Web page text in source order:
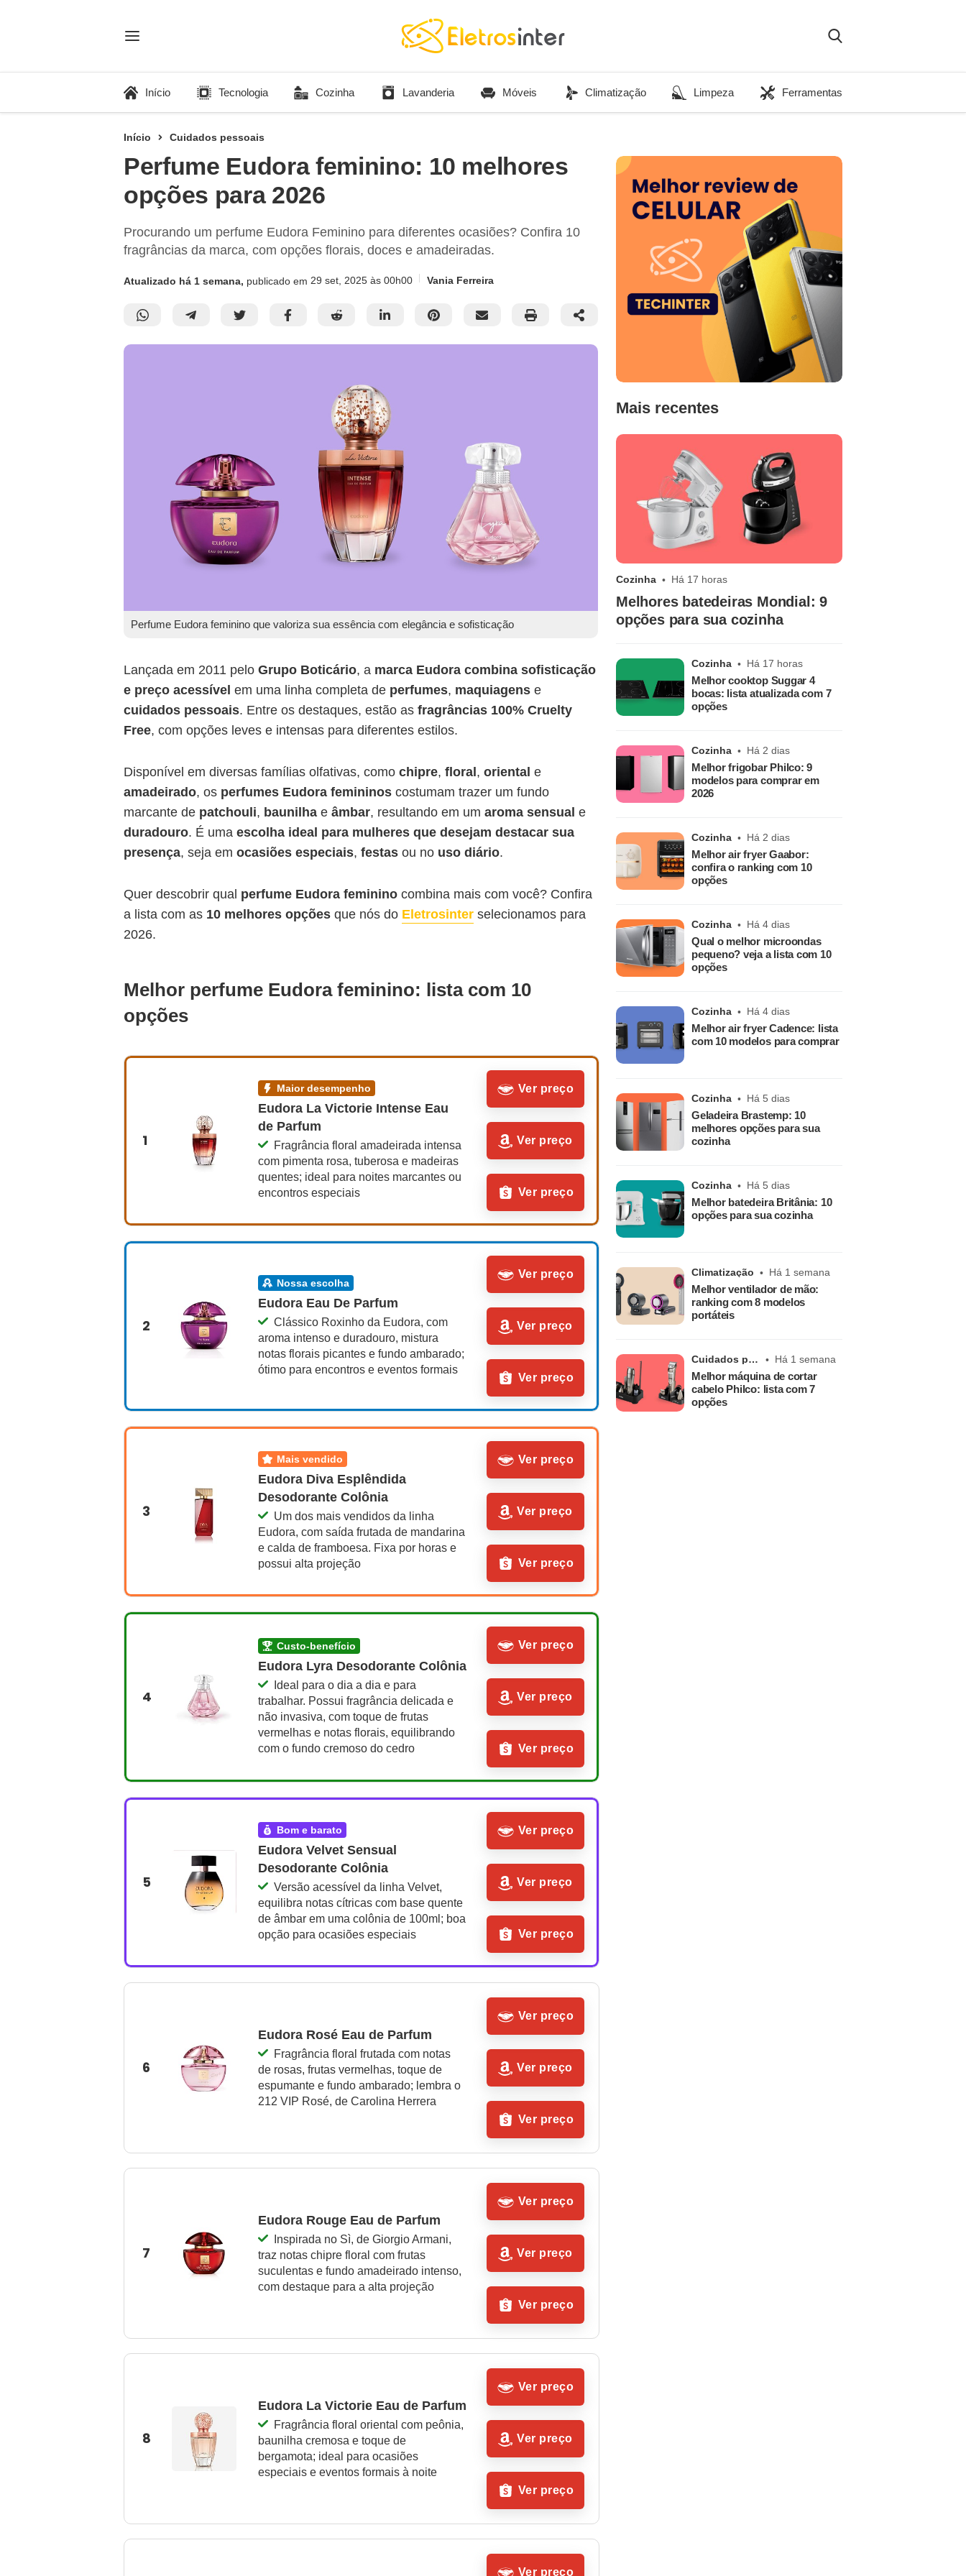
Início Tecnologia Cozinha Lavanderia Móveis Climatização Limpeza Ferramentas
Início Cuidados pessoais
Perfume Eudora feminino: 10 melhores
opções para 2026
Procurando um perfume Eudora Feminino para diferentes ocasiões? Confira 10
fragrâncias da marca, com opções florais, doces e amadeiradas.
Atualizado há 1 semana, publicado em 29 set, 2025 às 00h00 Vania Ferreira
Perfume Eudora feminino que valoriza sua essência com elegância e sofisticação
Lançada em 2011 pelo Grupo Boticário, a marca Eudora combina sofisticação
e preço acessível em uma linha completa de perfumes, maquiagens e
cuidados pessoais. Entre os destaques, estão as fragrâncias 100% Cruelty
Free, com opções leves e intensas para diferentes estilos.
Disponível em diversas famílias olfativas, como chipre, floral , oriental e
amadeirado, os perfumes Eudora femininos costumam trazer um fundo
marcante de patchouli, baunilha e âmbar, resultando em um aroma sensual e
duradouro. É uma escolha ideal para mulheres que desejam destacar sua
presença, seja em ocasiões especiais, festas ou no uso diário.
Quer descobrir qual perfume Eudora feminino combina mais com você? Confira
a lista com as 10 melhores opções que nós do Eletrosinter selecionamos para
2026.
Melhor perfume Eudora feminino: lista com 10
opções
1
maior desempenho
Eudora La Victorie Intense Eau
de Parfum
Fragrância floral amadeirada intensa
com pimenta rosa, tuberosa e madeiras
quentes; ideal para noites marcantes ou
encontros especiais
Ver preço
Ver preço
Ver preço
2
nossa escolha
Eudora Eau De Parfum
Clássico Roxinho da Eudora, com
aroma intenso e duradouro, mistura
notas florais picantes e fundo ambarado;
ótimo para encontros e eventos formais
Ver preço
Ver preço
Ver preço
3
mais vendido
Eudora Diva Esplêndida
Desodorante Colônia
Um dos mais vendidos da linha
Eudora, com saída frutada de mandarina
e calda de framboesa. Fixa por horas e
possui alta projeção
Ver preço
Ver preço
Ver preço
4
custo-benefício
Eudora Lyra Desodorante Colônia
Ideal para o dia a dia e para
trabalhar. Possui fragrância delicada e
não invasiva, com toque de frutas
vermelhas e notas florais, equilibrando
com o fundo cremoso do cedro
Ver preço
Ver preço
Ver preço
5
bom e barato
Eudora Velvet Sensual
Desodorante Colônia
Versão acessível da linha Velvet,
equilibra notas cítricas com base quente
de âmbar em uma colônia de 100ml; boa
opção para ocasiões especiais
Ver preço
Ver preço
Ver preço
6
Eudora Rosé Eau de Parfum
Fragrância floral frutada com notas
de rosas, frutas vermelhas, toque de
espumante e fundo ambarado; lembra o
212 VIP Rosé, de Carolina Herrera
Ver preço
Ver preço
Ver preço
7
Eudora Rouge Eau de Parfum
Inspirada no Sì, de Giorgio Armani,
traz notas chipre floral com frutas
suculentas e fundo amadeirado intenso,
com destaque para a alta projeção
Ver preço
Ver preço
Ver preço
8
Eudora La Victorie Eau de Parfum
Fragrância floral oriental com peônia,
baunilha cremosa e toque de
bergamota; ideal para ocasiões
especiais e eventos formais à noite
Ver preço
Ver preço
Ver preço
Ver preço
Mais recentes
Cozinha Há 17 horas
Melhores batedeiras Mondial: 9
opções para sua cozinha
Cozinha Há 17 horas
Melhor cooktop Suggar 4
bocas: lista atualizada com 7
opções
Cozinha Há 2 dias
Melhor frigobar Philco: 9
modelos para comprar em
2026
Cozinha Há 2 dias
Melhor air fryer Gaabor:
confira o ranking com 10
opções
Cozinha Há 4 dias
Qual o melhor microondas
pequeno? veja a lista com 10
opções
Cozinha Há 4 dias
Melhor air fryer Cadence: lista
com 10 modelos para comprar
Cozinha Há 5 dias
Geladeira Brastemp: 10
melhores opções para sua
cozinha
Cozinha Há 5 dias
Melhor batedeira Britânia: 10
opções para sua cozinha
Climatização Há 1 semana
Melhor ventilador de mão:
ranking com 8 modelos
portáteis
Cuidados pessoais Há 1 semana
Melhor máquina de cortar
cabelo Philco: lista com 7
opções